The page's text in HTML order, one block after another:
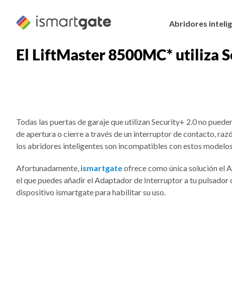
contenido
Abridores
El LiftMaster 8500MC* utiliza
Todas las puertas de garaje que utilizan Security+ 2.0 no
de apertura o cierre a través de un interruptor de contacto,
los abridores inteligentes son incompatibles con estos modelos.
Afortunadamente, ismartgateofrece como única solución el
el que puedes añadir el Adaptador de Interruptor a tu pulsador
dispositivo ismartgate para habilitar su uso.